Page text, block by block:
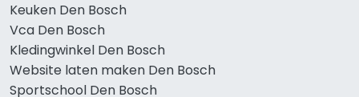
Keuken Den Bosch
Vca Den Bosch
Kledingwinkel Den Bosch
Website laten maken Den Bosch
Sportschool Den Bosch